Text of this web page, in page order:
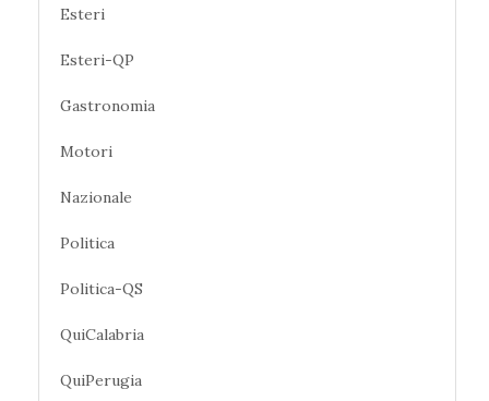
Esteri
Esteri-QP
Gastronomia
Motori
Nazionale
Politica
Politica-QS
QuiCalabria
QuiPerugia